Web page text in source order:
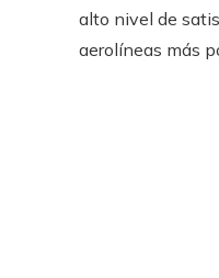
alto nivel de
aerolíneas más